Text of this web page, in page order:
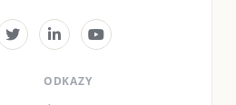
ODKAZY